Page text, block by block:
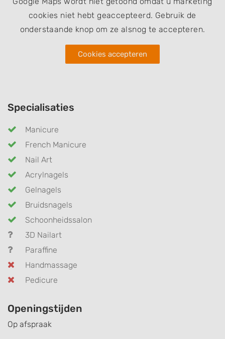
cookies niet hebt geaccepteerd. Gebruik de
onderstaande knop om ze alsnog te accepteren.
Cookies accepteren
Specialisaties
Manicure
French Manicure
Nail Art
Acrylnagels
Gelnagels
Bruidsnagels
Schoonheidssalon
3D Nailart
Paraffine
Handmassage
Pedicure
Openingstijden
Op afspraak